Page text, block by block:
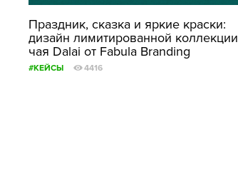
Праздник, сказка и яркие краски:
дизайн лимитированной коллекции
чая Dalai от Fabula Branding
#КЕЙСЫ 4416